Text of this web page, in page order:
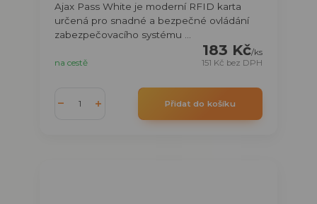
Ajax Pass White je moderní RFID karta
určená pro snadné a bezpečné ovládání
zabezpečovacího systému ...
183 Kč/ks
151 Kč bez DPH
na cestě
Přidat do košíku